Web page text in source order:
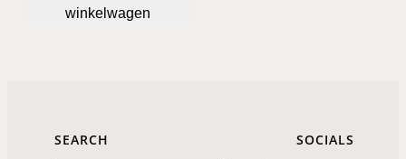
winkelwagen
SEARCH SOCIALS